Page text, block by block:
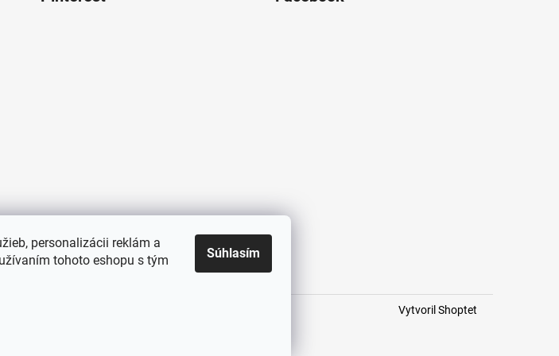
personalizácii reklám a
tohoto eshopu s tým
Súhlasím
Vytvoril Shoptet